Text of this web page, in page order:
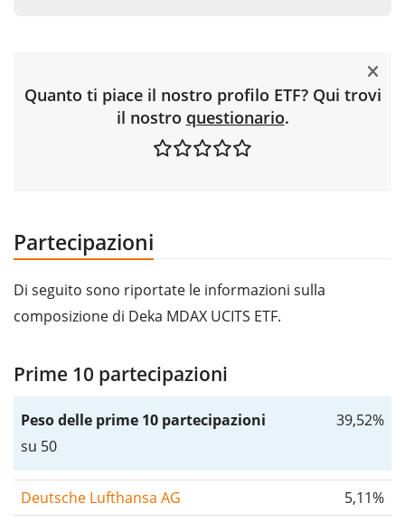
Quanto ti piace il nostro profilo ETF? Qui trovi
il nostro questionario.
Partecipazioni
Di seguito sono riportate le informazioni sulla
composizione di Deka MDAX UCITS ETF.
Prime 10 partecipazioni
Peso delle prime 10 partecipazioni
su 50
39,52%
Deutsche Lufthansa AG
5,11%